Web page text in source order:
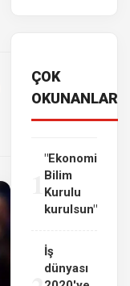
ÇOK
OKUNANLAR
"Ekonomi
Bilim
Kurulu
kurulsun"
İş
dünyası